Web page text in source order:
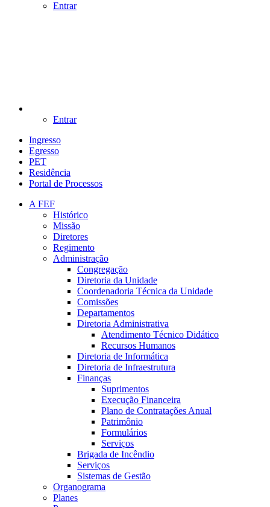
Entrar
Entrar
Ingresso
Egresso
PET
Residência
Portal de Processos
A FEF
Histórico
Missão
Diretores
Regimento
Administração
Congregação
Diretoria da Unidade
Coordenadoria Técnica da Unidade
Comissões
Departamentos
Diretoria Administrativa
Atendimento Técnico Didático
Recursos Humanos
Diretoria de Informática
Diretoria de Infraestrutura
Finanças
Suprimentos
Execução Financeira
Plano de Contratações Anual
Patrimônio
Formulários
Serviços
Brigada de Incêndio
Serviços
Sistemas de Gestão
Organograma
Planes